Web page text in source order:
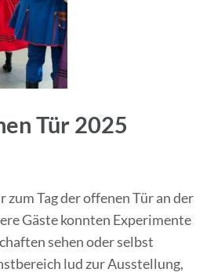
Tür 2025
zum Tag der offenen Tür an der
Gäste konnten Experimente
sehen oder selbst
lud zur Ausstellung,